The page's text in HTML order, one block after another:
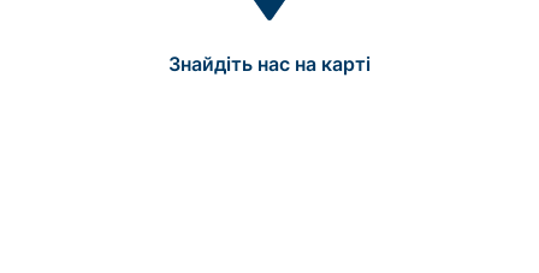
Знайдіть нас на карті